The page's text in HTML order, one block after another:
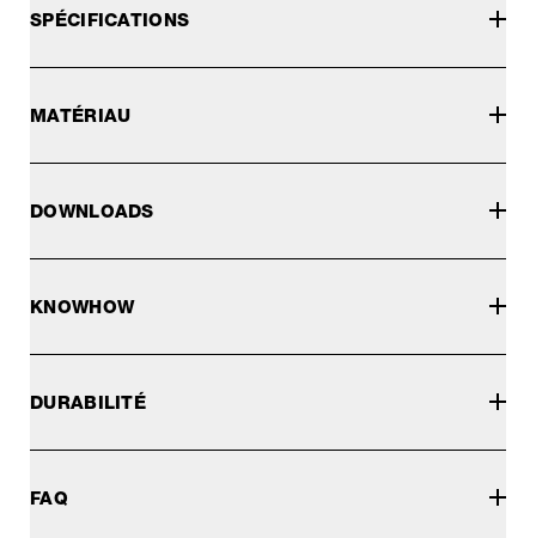
SPÉCIFICATIONS
MATÉRIAU
DOWNLOADS
KNOWHOW
DURABILITÉ
FAQ